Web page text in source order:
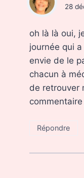
28
oh là là oui,
journée qui a
envie de le
chacun à
de retrouver
Répondre